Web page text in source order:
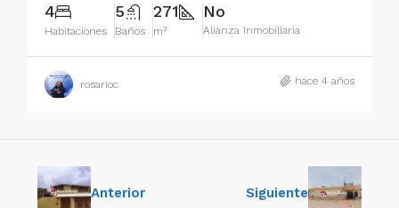
4
Habitaciones
5
Baños
271
m²
No
Alianza Inmobiliaria
rosarioc hace 4 años
Anterior Siguiente